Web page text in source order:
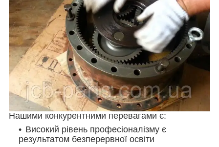
Нашими конкурентними перевагами є:
Високий рівень професіоналізму є
результатом безперервної освіти